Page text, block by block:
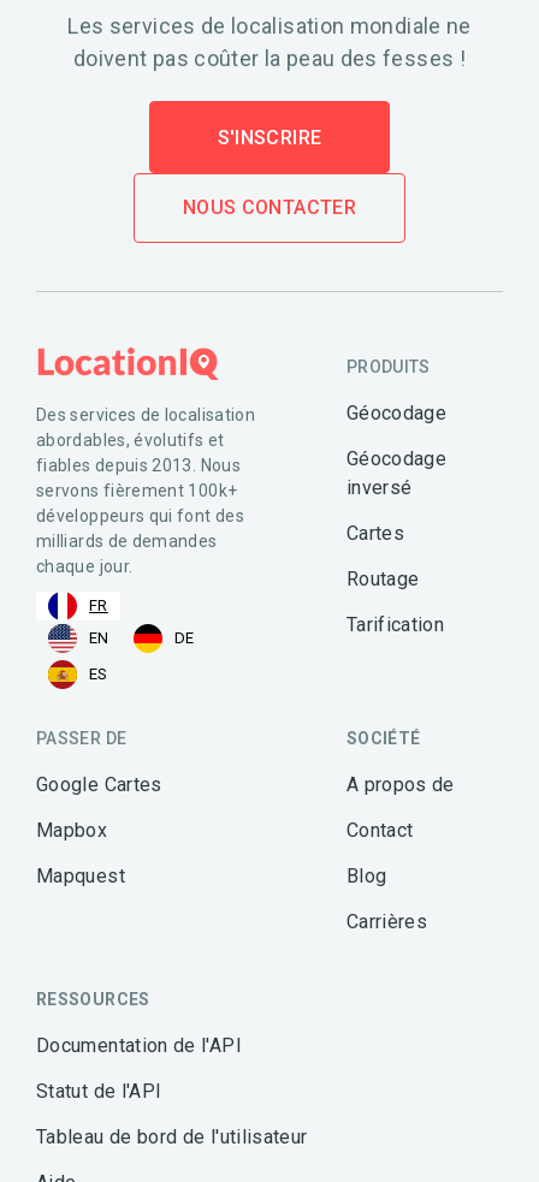
Les services de localisation mondiale ne
doivent pas coûter la peau des fesses !
S'INSCRIRE
NOUS CONTACTER
Des services de localisation
abordables, évolutifs et
fiables depuis 2013. Nous
servons fièrement 100k+
développeurs qui font des
milliards de demandes
chaque jour.
FR
EN
DE
ES
PRODUITS
Géocodage
Géocodage
inversé
Cartes
Routage
Tarification
PASSER DE
Google Cartes
Mapbox
Mapquest
SOCIÉTÉ
A propos de
Contact
Blog
Carrières
RESSOURCES
Documentation de l'API
Statut de l'API
Tableau de bord de l'utilisateur